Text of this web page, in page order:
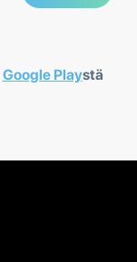
Google Playstä